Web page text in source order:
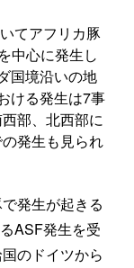
てアフリカ豚
中心に発生し
国境沿いの地
ける発生は7事
部、北西部に
発生も見られ
発生が起きる
ASF発生を受
のドイツから